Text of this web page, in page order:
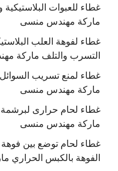
غطاء للعبوات
ماركة مهندس منسى
غطاء لفوهة العلب
التسرب والتلف ماركة
غطاء لمنع تسريب
ماركة مهندس منسى
غطاء لحام حرارى
ماركة مهندس منسى
غطاء لحام توضع بين فوهة
الفوهة بالكبس الحراري